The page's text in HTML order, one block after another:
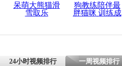
呆萌大熊猫滑
雪取乐
狗教练陪伴最
胖猫咪 训练成
24小时视频排行 一周视频排行